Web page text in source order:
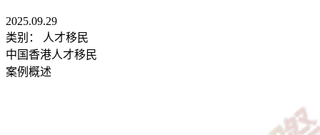
2025.09.29
类别：
人才移民
中国香港人才移民
案例概述